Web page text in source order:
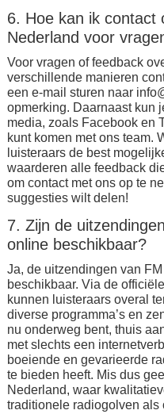
6. Hoe kan ik contact
Nederland voor
Voor vragen of feedback
verschillende manieren
een e-mail sturen naar
opmerking. Daarnaast kun
media, zoals Facebook en
kunt komen met ons team.
luisteraars de best
waarderen alle feedback
om contact met ons op te
suggesties wilt delen!
7. Zijn de
online beschikbaar?
Ja, de uitzendingen van
beschikbaar. Via de
kunnen luisteraars overal
diverse programma’s en
nu onderweg bent, thuis
met slechts een
boeiende en gevarieerde
te bieden heeft. Mis dus
Nederland, waar
traditionele radiogolven